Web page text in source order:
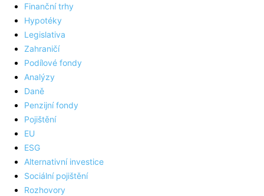
Finanční trhy
Hypotéky
Legislativa
Zahraničí
Podílové fondy
Analýzy
Daně
Penzijní fondy
Pojištění
EU
ESG
Alternativní investice
Sociální pojištění
Rozhovory